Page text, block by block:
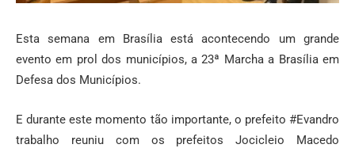
Esta semana em Brasília está acontecendo um grande
evento em prol dos municípios, a 23ª Marcha a Brasília em
Defesa dos Municípios.
E durante este momento tão importante, o prefeito #Evandro
trabalho reuniu com os prefeitos Jocicleio Macedo